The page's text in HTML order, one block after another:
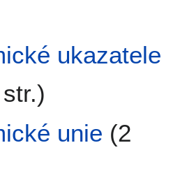
ukazatele
unie (2